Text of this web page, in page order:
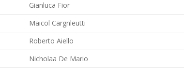
Gianluca Fior
Maicol Cargnleutti
Roberto Aiello
Nicholaa De Mario